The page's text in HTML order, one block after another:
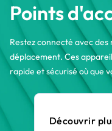
Points
Restez connecté avec
déplacement. Ces
rapide et sécurisé où que
Découvrir